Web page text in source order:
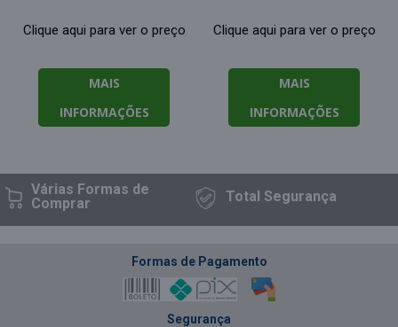
Clique aqui para ver o preço
MAIS
INFORMAÇÕES
Clique aqui para ver o preço
MAIS
INFORMAÇÕES
Várias Formasde
Comprar
TotalSegurança
Formas de Pagamento
Segurança